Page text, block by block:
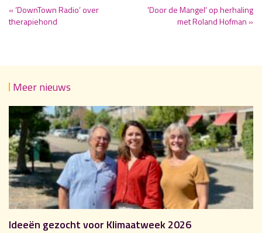
« ‘DownTown Radio’ over
therapiehond
'Door de Mangel' op herhaling
met Roland Hofman »
Meer nieuws
Ideeën gezocht voor Klimaatweek 2026